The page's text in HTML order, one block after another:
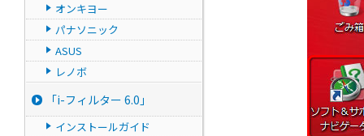
オンキヨー
パナソニック
ASUS
レノボ
「i-フィルター 6.0」
インストールガイド